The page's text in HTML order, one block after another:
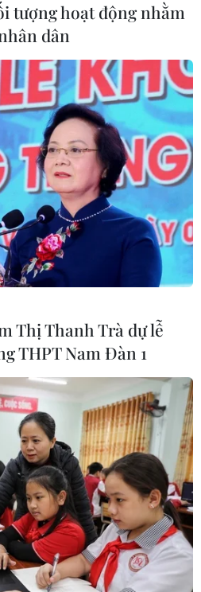
thuế hỗ
chiến lược
bản đồ địa
Trăng
với Việt Nam
vượng
nhìn hợp
Nam-
của
bay
tượng hoạt động nhằm
dân
Thị Thanh Trà dự lễ
THPT Nam Đàn 1